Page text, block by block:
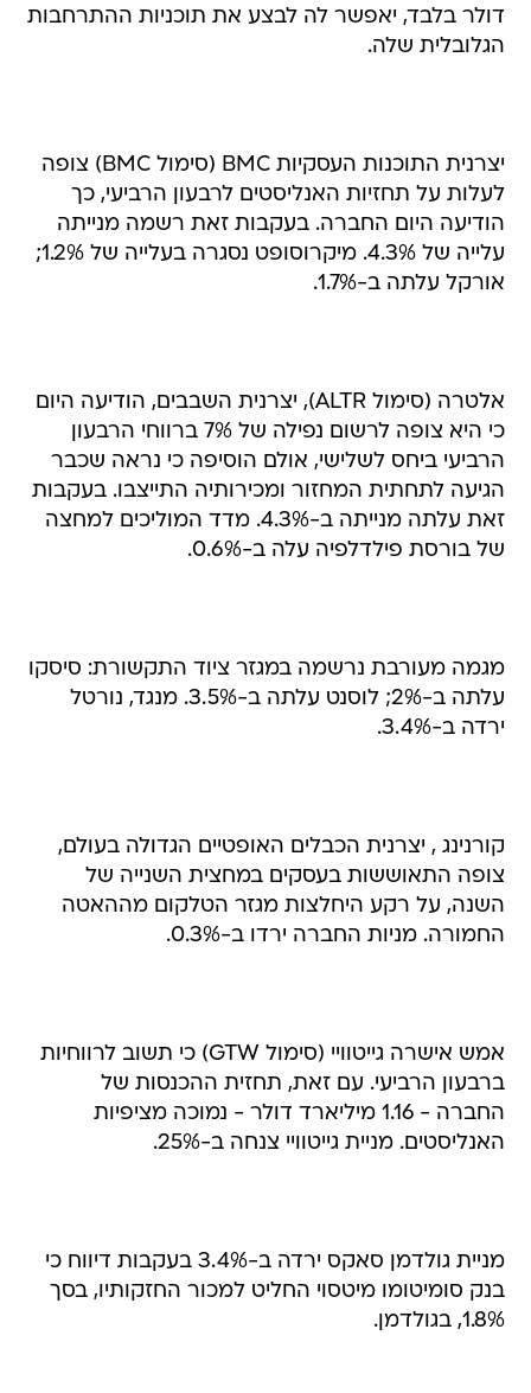
דולר בלבד, יאפשר לה לבצע את תוכניות ההתרחבות
הגלובלית שלה.
יצרנית התוכנות העסקיות BMC (סימול BMC) צופה
לעלות על תחזיות האנליסטים לרבעון הרביעי, כך
הודיעה היום החברה. בעקבות זאת רשמה מנייתה
עלייה של 4.3%. מיקרוסופט נסגרה בעלייה של 1.2%;
אורקל עלתה ב-1.7%.
אלטרה (סימול ALTR), יצרנית השבבים, הודיעה היום
כי היא צופה לרשום נפילה של 7% ברווחי הרבעון
הרביעי ביחס לשלישי, אולם הוסיפה כי נראה שכבר
הגיעה לתחתית המחזור ומכירותיה התייצבו. בעקבות
זאת עלתה מנייתה ב-4.3%. מדד המוליכים למחצה
של בורסת פילדלפיה עלה ב-0.6%.
מגמה מעורבת נרשמה במגזר ציוד התקשורת: סיסקו
עלתה ב-2%; לוסנט עלתה ב-3.5%. מנגד, נורטל
ירדה ב-3.4%.
קורנינג , יצרנית הכבלים האופטיים הגדולה בעולם,
צופה התאוששות בעסקים במחצית השנייה של
השנה, על רקע היחלצות מגזר הטלקום מההאטה
החמורה. מניות החברה ירדו ב-0.3%.
אמש אישרה גייטוויי (סימול GTW) כי תשוב לרווחיות
ברבעון הרביעי. עם זאת, תחזית ההכנסות של
החברה - 1.16 מיליארד דולר - נמוכה מציפיות
האנליסטים. מניית גייטוויי צנחה ב-25%.
מניית גולדמן סאקס ירדה ב-3.4% בעקבות דיווח כי
בנק סומיטומו מיטסוי החליט למכור החזקותיו, בסך
1.8%, בגולדמן.